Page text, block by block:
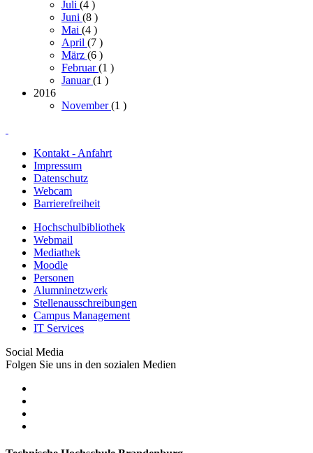
Juli (4 )
Juni (8 )
Mai (4 )
April (7 )
März (6 )
Februar(1 )
Januar(1 )
2016
November(1 )
Kontakt - Anfahrt
Impressum
Datenschutz
Webcam
Barrierefreiheit
Hochschulbibliothek
Webmail
Mediathek
Moodle
Personen
Alumninetzwerk
Stellenausschreibungen
Campus Management
IT Services
Social Media
Folgen Sie uns in den sozialen Medien